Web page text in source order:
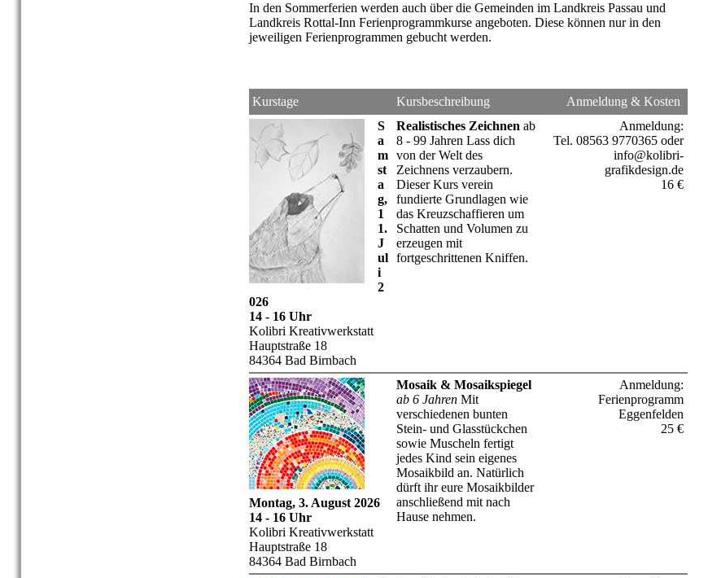
In den Sommerferien werden auch über die Gemeinden im Landkreis Passau und
Landkreis Rottal-Inn Ferienprogrammkurse angeboten. Diese können nur in den
jeweiligen Ferienprogrammen gebucht werden.
Kurstage Kursbeschreibung
Anmeldung & Kosten
S
a
m
st
a
g,
1
1.
J
ul
i
2
026
14 - 16 Uhr
Kolibri Kreativwerkstatt
Hauptstraße 18
84364 Bad Birnbach
Realistisches Zeichnen ab
8 - 99 Jahren Lass dich
von der Welt des
Zeichnens verzaubern.
Dieser Kurs verein
fundierte Grundlagen wie
das Kreuzschaffieren um
Schatten und Volumen zu
erzeugen mit
fortgeschrittenen Kniffen.
Anmeldung:
Tel. 08563 9770365 oder
info@kolibri-
grafikdesign.de
16 €
Montag, 3. August 2026
14 - 16 Uhr
Kolibri Kreativwerkstatt
Hauptstraße 18
84364 Bad Birnbach
Mosaik & Mosaikspiegel
ab 6 Jahren Mit
verschiedenen bunten
Stein- und Glasstückchen
sowie Muscheln fertigt
jedes Kind sein eigenes
Mosaikbild an. Natürlich
dürft ihr eure Mosaikbilder
anschließend mit nach
Hause nehmen.
Anmeldung:
Ferienprogramm
Eggenfelden
25 €